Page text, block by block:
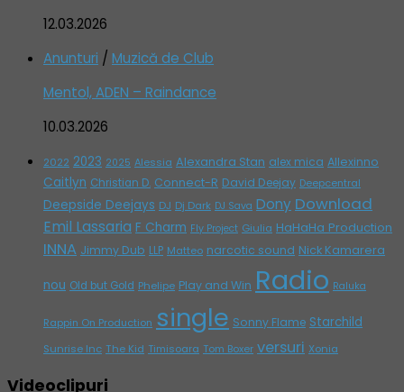
12.03.2026
Anunturi / Muzică de Club
Mentol, ADEN – Raindance
10.03.2026
2022 2023 2025 Alessia Alexandra Stan alex mica Allexinno
Caitlyn Christian D. Connect-R David Deejay Deepcentral
Deepside Deejays DJ Dj Dark DJ Sava Dony Download
Emil Lassaria F Charm Fly Project Giulia HaHaHa Production
INNA Jimmy Dub LLP Matteo narcotic sound Nick Kamarera
nou Old but Gold Phelipe Play and Win Radio Raluka
Rappin On Production single Sonny Flame Starchild
Sunrise Inc The Kid Timisoara Tom Boxer versuri Xonia
Videoclipuri